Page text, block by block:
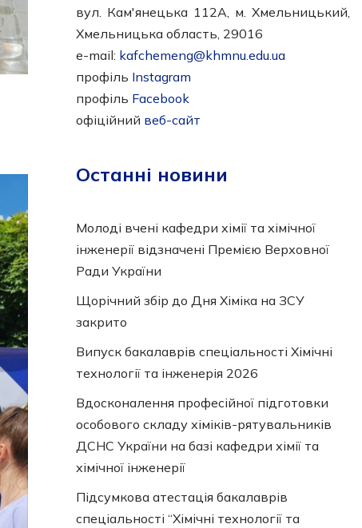
вул. Кам'янецька 112А, м. Хмельницький,
Хмельницька область, 29016
e-mail: kafchemeng@khmnu.edu.ua
профіль Instagram
профіль Facebook
офіційний веб-сайт
Останні новини
Молоді вчені кафедри хімії та хімічної
інженерії відзначені Премією Верховної
Ради України
Щорічний збір до Дня Хіміка на ЗСУ
закрито
Випуск бакалаврів спеціальності Хімічні
технології та інженерія 2026
Вдосконалення професійної підготовки
особового складу хіміків-рятувальників
ДСНС України на базі кафедри хімії та
хімічної інженерії
Підсумкова атестація бакалаврів
спеціальності “Хімічні технології та